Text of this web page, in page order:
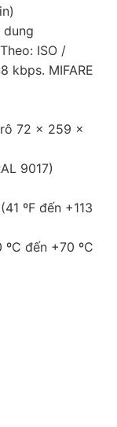
dung
ISO /
kbps. MIFARE
72 x 259 x
9017)
ºF đến +113
đến +70 ºC